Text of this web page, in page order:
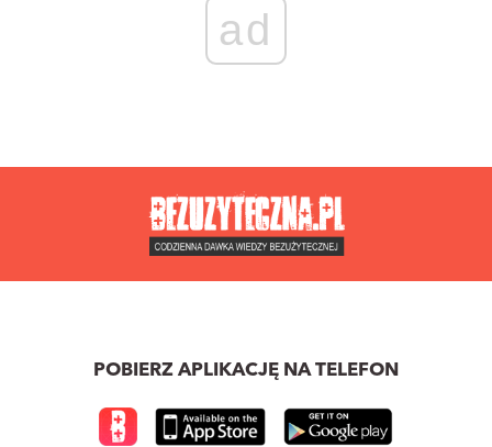
ad
POBIERZ APLIKACJĘ NA TELEFON